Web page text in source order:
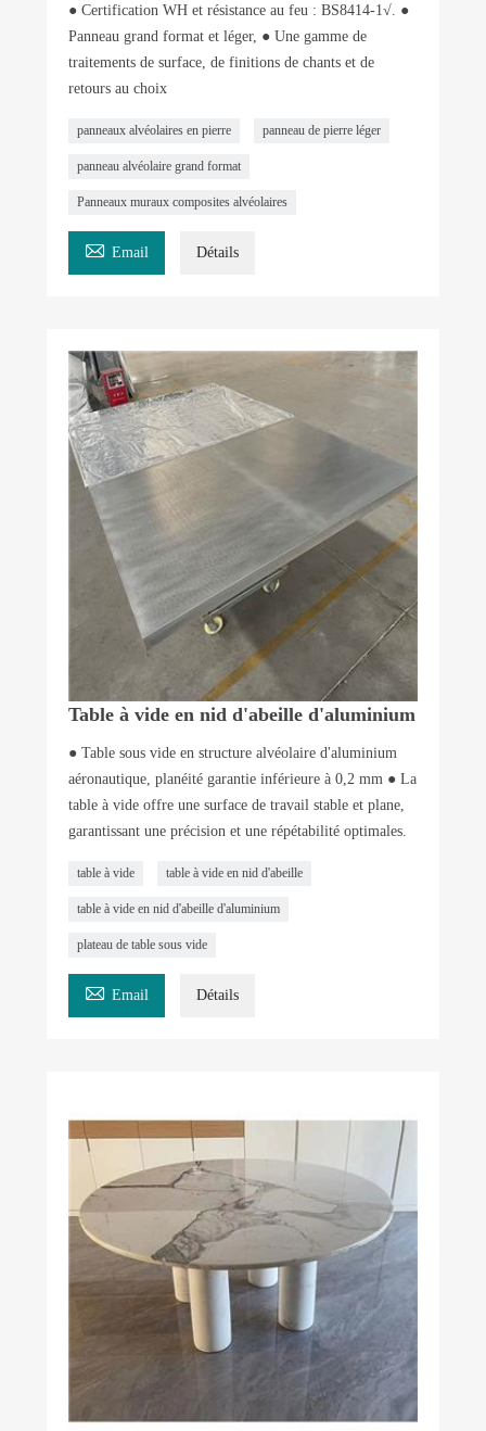
● Certification WH et résistance au feu : BS8414-1√. ●
Panneau grand format et léger, ● Une gamme de
traitements de surface, de finitions de chants et de
retours au choix
panneaux alvéolaires en pierre panneau de pierre léger
panneau alvéolaire grand format
Panneaux muraux composites alvéolaires
 Email Détails
Table à vide en nid d'abeille d'aluminium
● Table sous vide en structure alvéolaire d'aluminium
aéronautique, planéité garantie inférieure à 0,2 mm ● La
table à vide offre une surface de travail stable et plane,
garantissant une précision et une répétabilité optimales.
table à vide table à vide en nid d'abeille
table à vide en nid d'abeille d'aluminium
plateau de table sous vide
 Email Détails